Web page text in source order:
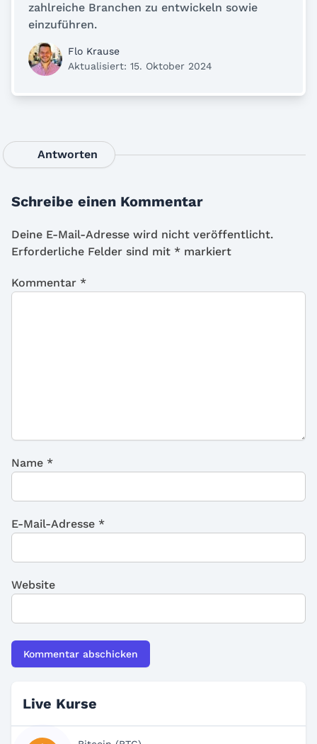
zahlreiche Branchen zu entwickeln sowie
einzuführen.
Flo Krause
Aktualisiert: 15. Oktober 2024
Antworten
Schreibe einen Kommentar
Deine E-Mail-Adresse wird nicht veröffentlicht.
Erforderliche Felder sind mit * markiert
Kommentar *
Name *
E-Mail-Adresse *
Website
Live Kurse